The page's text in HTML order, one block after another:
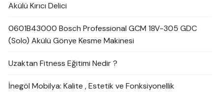
Akülü Kırıcı Delici
0601B43000 Bosch Professional GCM 18V-305 GDC
(Solo) Akülü Gönye Kesme Makinesi
Uzaktan Fitness Eğitimi Nedir ?
İnegöl Mobilya: Kalite , Estetik ve Fonksiyonellik